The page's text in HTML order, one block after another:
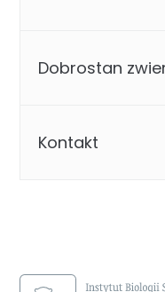
Dobrostan
Kontakt